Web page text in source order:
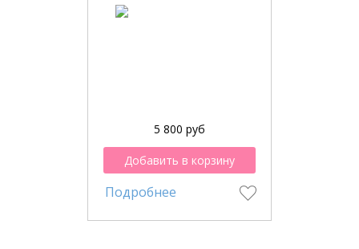
5 800 руб
Добавить в корзину
Подробнее